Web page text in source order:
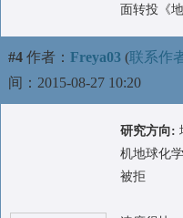
面转投《
#4 作者： Freya03 (联系作
间：2015-08-27 10:20
研究方向:
机地球化学
被拒